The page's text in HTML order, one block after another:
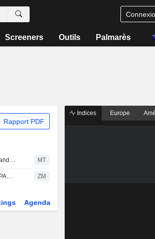
Screeners Outils Palmarès
Rapport PDF
Riyad Capital relève sa recommandation sur Riyadh Cables Group à l'achat après les résultats du deuxième trimestre MT
RIYADH CABLES GROUP COMPANY : Arqaam Capital conserve son opinion neutre ZM
Agenda
Indices Europe